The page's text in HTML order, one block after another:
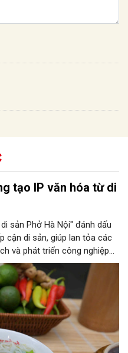
tạo IP văn hóa từ di
sản Phở Hà Nội" đánh dấu
cận di sản, giúp lan tỏa các
và phát triển công nghiệp
đầu quan trọng giúp thành
cần thiết, phục vụ thành phố
ghi danh Phở.